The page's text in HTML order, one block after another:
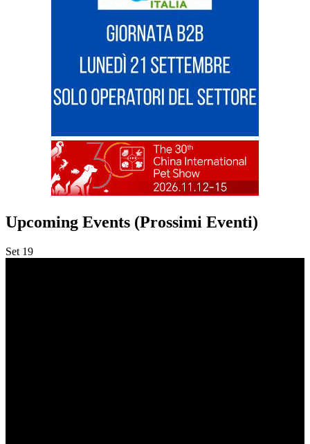
Upcoming Events (Prossimi Eventi)
Set 19